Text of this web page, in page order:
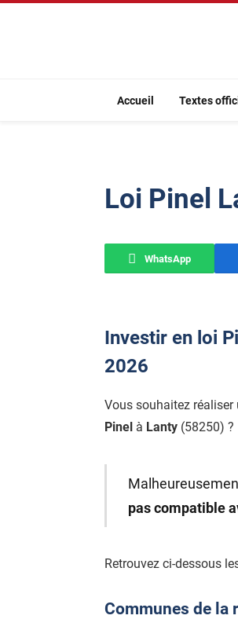
Accueil Textes
Loi Pinel
WhatsApp
Investir en loi
2026
Vous souhaitez
Pinel à Lanty (58250) ?
pas compatible
Retrouvez ci-dessous
Communes de la